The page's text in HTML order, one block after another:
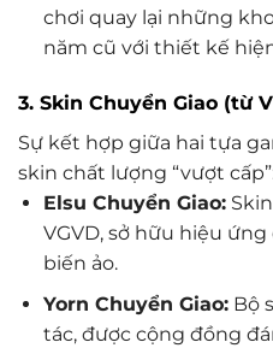
chơi quay lại những
năm cũ với thiết kế
3. Skin Chuyển Giao (từ
Sự kết hợp giữa hai tựa
skin chất lượng “vượt
Elsu Chuyển Giao:
VGVD, sở hữu hiệu
biến ảo.
Yorn Chuyển Giao:Bộ
tác, được cộng đồng